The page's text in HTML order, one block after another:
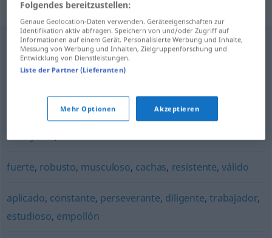
Synonyme für "esforzado"
lanzado,audaz,atrevido,decidido,osado,valiente
arrojado,resuelto,enérgico
laborioso,activo,afanoso,diligente,hacendoso
trabajador
fuerte, robusto, musculoso, cachas, resistente,válido
aplicado, constante, perseverante, diligente,trabajador,
estudioso, empollón
Folgendes bereitzustellen:
Genaue Geolocation-Daten verwenden. Geräteeigenschaften zur
Identifikation aktiv abfragen. Speichern von und/oder Zugriff auf
Informationen auf einem Gerät. Personalisierte Werbung und Inhalte,
Messung von Werbung und Inhalten, Zielgruppenforschung und
Entwicklung von Dienstleistungen.
Liste der Partner (Lieferanten)
Mehr Optionen Akzeptieren